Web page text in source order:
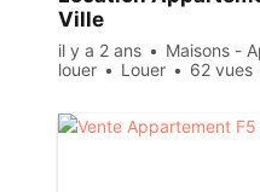
Ville
il y a 2 ans
Maisons -
louer
Louer 62 vues